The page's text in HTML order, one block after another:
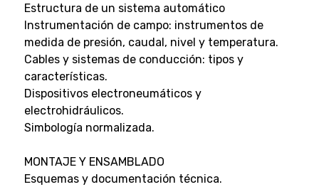
Estructura de un sistema automático
Instrumentación de campo: instrumentos de
medida de presión, caudal, nivel y temperatura.
Cables y sistemas de conducción: tipos y
características.
Dispositivos electroneumáticos y
electrohidráulicos.
Simbología normalizada.
MONTAJE Y ENSAMBLADO
Esquemas y documentación técnica.